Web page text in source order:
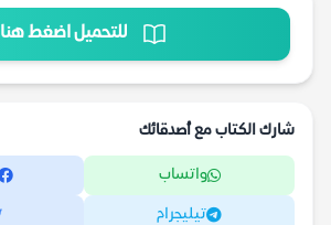
للتحميل اضغط هنا
شارك الكتاب مع أصدقائك
واتساب
تيليجرام